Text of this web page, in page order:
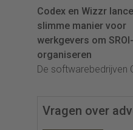
Codex en Wizzr
slimme manier voor
werkgevers om
organiseren
De softwarebedrijven
Vragen over